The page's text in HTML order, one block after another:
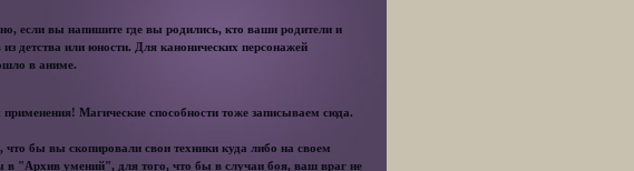
если вы напишите где вы родились, кто ваши родители и
детства или юности. Для канонических персонажей
в аниме.
Магические способности тоже записываем сюда.
бы вы скопировали свои техники куда либо на своем
в "Архив умений", для того, что бы в случаи боя, ваш враг не